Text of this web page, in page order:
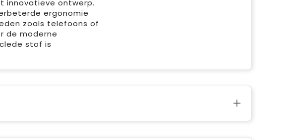
innovatieve ontwerp.
ergonomie
zoals telefoons of
de moderne
stof is